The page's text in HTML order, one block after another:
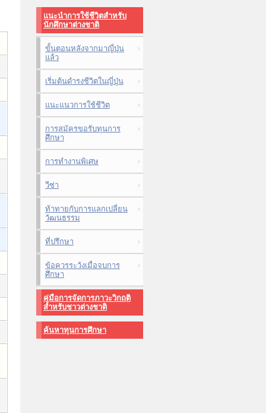
แนะนำการใช้ชีวิตสำหรับ
นักศึกษาต่างชาติ
ขั้นตอนหลังจากมาญี่ปุ่น
แล้ว
เริ่มต้นดำรงชีวิตในญี่ปุ่น
แนะแนวการใช้ชีวิต
การสมัครขอรับทุนการ
ศึกษา
การทำงานพิเศษ
วีซ่า
ท้าทายกับการแลกเปลี่ยน
วัฒนธรรม
ที่ปรึกษา
ข้อควรระวังเมื่อจบการ
ศึกษา
คู่มือการจัดการภาวะวิกฤติ
สำหรับชาวต่างชาติ
ค้นหาทุนการศึกษา